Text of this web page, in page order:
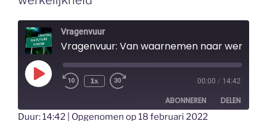
Vragenvuur
Play
Episode
1x 00:00 / 14:42
ABONNEREN DELEN
Duur: 14:42 Opgenomen op 18 februari 2022